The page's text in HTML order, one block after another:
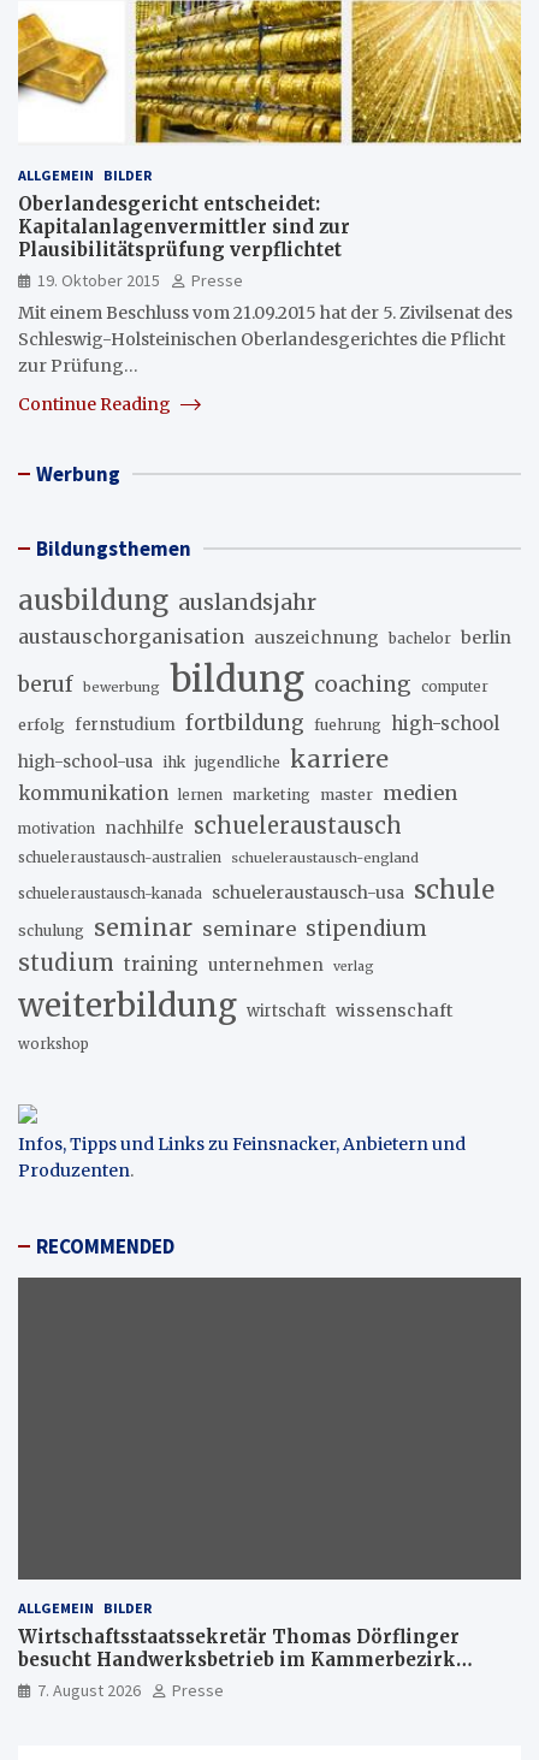
ALLGEMEIN BILDER
Oberlandesgericht entscheidet:
Kapitalanlagenvermittler sind zur
Plausibilitätsprüfung verpflichtet
19. Oktober 2015
Presse
Mit einem Beschluss vom 21.09.2015 hat der 5. Zivilsenat des
Schleswig-Holsteinischen Oberlandesgerichtes die Pflicht
zur Prüfung…
Continue Reading
Werbung
Bildungsthemen
ausbildung auslandsjahr
austauschorganisation auszeichnung bachelor berlin
beruf bewerbung bildung coaching computer
erfolg fernstudium fortbildung fuehrung high-school
high-school-usa ihk jugendliche karriere
kommunikation lernen marketing master medien
motivation nachhilfe schueleraustausch
schueleraustausch-australien schueleraustausch-england
schueleraustausch-kanada schueleraustausch-usa schule
schulung seminar seminare stipendium
studium training unternehmen verlag
weiterbildung wirtschaft wissenschaft
workshop
Infos, Tipps und Links zu Feinsnacker, Anbietern und
Produzenten.
RECOMMENDED
ALLGEMEIN BILDER
Wirtschaftsstaatssekretär Thomas Dörflinger
besucht Handwerksbetrieb im Kammerbezirk
Freiburg
7. August 2026 Presse